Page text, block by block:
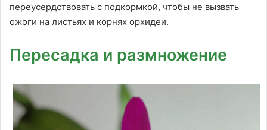
переусердствовать с подкормкой, чтобы не вызвать
ожоги на листьях и корнях орхидеи.
Пересадка и размножение